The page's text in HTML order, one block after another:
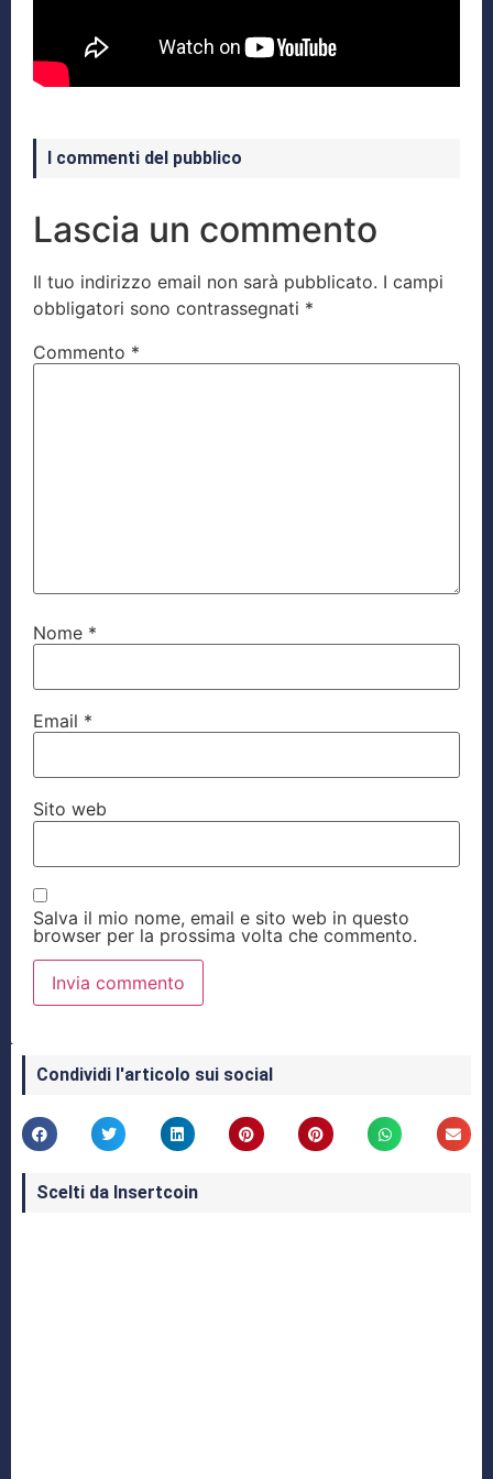
I commenti del pubblico
Lascia un commento
Il tuo indirizzo email non sarà pubblicato. I campi
obbligatori sono contrassegnati *
Commento *
Nome *
Email *
Sito web
Salva il mio nome, email e sito web in questo
browser per la prossima volta che commento.
Condividi l'articolo sui social
Scelti da Insertcoin